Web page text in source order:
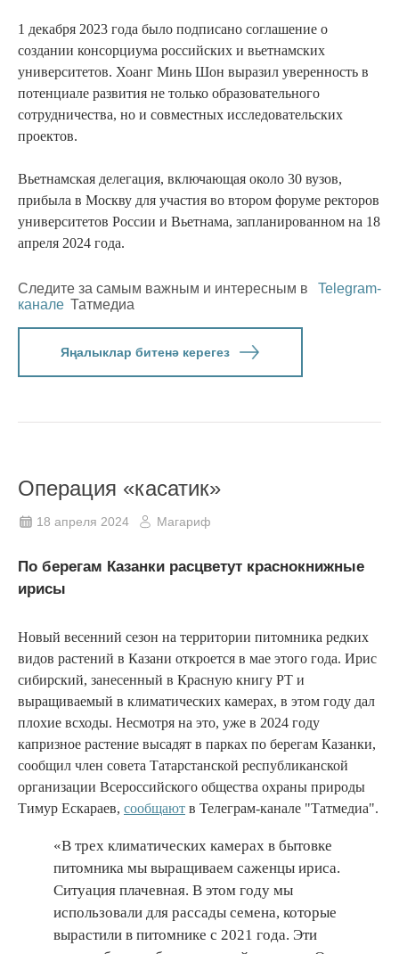
1 декабря 2023 года было подписано соглашение о
создании консорциума российских и вьетнамских
университетов. Хоанг Минь Шон выразил уверенность в
потенциале развития не только образовательного
сотрудничества, но и совместных исследовательских
проектов.
Вьетнамская делегация, включающая около 30 вузов,
прибыла в Москву для участия во втором форуме ректоров
университетов России и Вьетнама, запланированном на 18
апреля 2024 года.
Следите за самым важным и интересным в
Telegram-
канале Татмедиа
Яңалыклар битенә керегез
Операция «касатик»
18 апреля 2024 Магариф
По берегам Казанки расцветут краснокнижные
ирисы
Новый весенний сезон на территории питомника редких
видов растений в Казани откроется в мае этого года. Ирис
сибирский, занесенный в Красную книгу РТ и
выращиваемый в климатических камерах, в этом году дал
плохие всходы. Несмотря на это, уже в 2024 году
капризное растение высадят в парках по берегам Казанки,
сообщил член совета Татарстанской республиканской
организации Всероссийского общества охраны природы
Тимур Ескараев, сообщают в Телеграм-канале "Татмедиа".
«В трех климатических камерах в бытовке
питомника мы выращиваем саженцы ириса.
Ситуация плачевная. В этом году мы
использовали для рассады семена, которые
вырастили в питомнике с 2021 года. Эти